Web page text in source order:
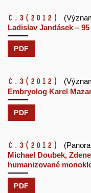
č.3 (2012)
Ladislav Jandásek –
PDF
č.3 (2012)
Embryolog Karel
PDF
č.3 (2012)
Michael Doubek,
humanizované
PDF